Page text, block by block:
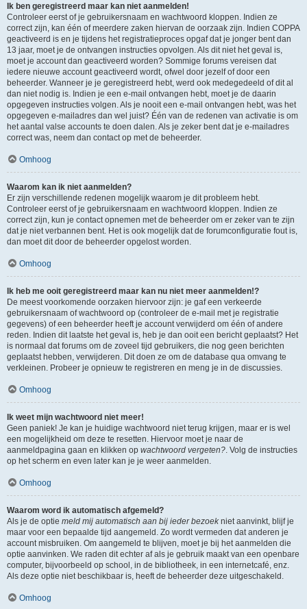
Ik ben geregistreerd maar kan niet aanmelden!
Controleer eerst of je gebruikersnaam en wachtwoord kloppen. Indien ze
correct zijn, kan één of meerdere zaken hiervan de oorzaak zijn. Indien COPPA
geactiveerd is en je tijdens het registratieproces opgaf dat je jonger bent dan
13 jaar, moet je de ontvangen instructies opvolgen. Als dit niet het geval is,
moet je account dan geactiveerd worden? Sommige forums vereisen dat
iedere nieuwe account geactiveerd wordt, ofwel door jezelf of door een
beheerder. Wanneer je je geregistreerd hebt, werd ook medegedeeld of dit al
dan niet nodig is. Indien je een e-mail ontvangen hebt, moet je de daarin
opgegeven instructies volgen. Als je nooit een e-mail ontvangen hebt, was het
opgegeven e-mailadres dan wel juist? Één van de redenen van activatie is om
het aantal valse accounts te doen dalen. Als je zeker bent dat je e-mailadres
correct was, neem dan contact op met de beheerder.
Omhoog
Waarom kan ik niet aanmelden?
Er zijn verschillende redenen mogelijk waarom je dit probleem hebt.
Controleer eerst of je gebruikersnaam en wachtwoord kloppen. Indien ze
correct zijn, kun je contact opnemen met de beheerder om er zeker van te zijn
dat je niet verbannen bent. Het is ook mogelijk dat de forumconfiguratie fout is,
dan moet dit door de beheerder opgelost worden.
Omhoog
Ik heb me ooit geregistreerd maar kan nu niet meer aanmelden!?
De meest voorkomende oorzaken hiervoor zijn: je gaf een verkeerde
gebruikersnaam of wachtwoord op (controleer de e-mail met je registratie
gegevens) of een beheerder heeft je account verwijderd om één of andere
reden. Indien dit laatste het geval is, heb je dan ooit een bericht geplaatst? Het
is normaal dat forums om de zoveel tijd gebruikers, die nog geen berichten
geplaatst hebben, verwijderen. Dit doen ze om de database qua omvang te
verkleinen. Probeer je opnieuw te registreren en meng je in de discussies.
Omhoog
Ik weet mijn wachtwoord niet meer!
Geen paniek! Je kan je huidige wachtwoord niet terug krijgen, maar er is wel
een mogelijkheid om deze te resetten. Hiervoor moet je naar de
aanmeldpagina gaan en klikken op wachtwoord vergeten? . Volg de instructies
op het scherm en even later kan je je weer aanmelden.
Omhoog
Waarom word ik automatisch afgemeld?
Als je de optie meld mij automatisch aan bij ieder bezoekniet aanvinkt, blijf je
maar voor een bepaalde tijd aangemeld. Zo wordt vermeden dat anderen je
account misbruiken. Om aangemeld te blijven, moet je bij het aanmelden die
optie aanvinken. We raden dit echter af als je gebruik maakt van een openbare
computer, bijvoorbeeld op school, in de bibliotheek, in een internetcafé, enz.
Als deze optie niet beschikbaar is, heeft de beheerder deze uitgeschakeld.
Omhoog